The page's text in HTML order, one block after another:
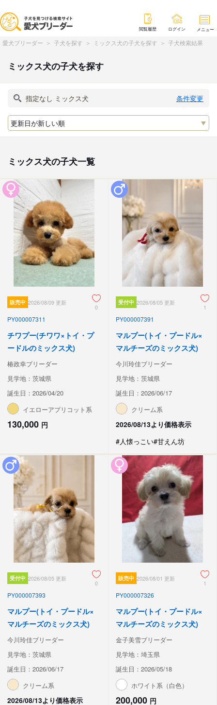
閲覧履歴 ログイン メニュー
愛犬ブリーダー 子犬を探す ミックス犬の子犬を探す 子犬検索結果
ミックス犬の子犬を探す
条件変更
ミックス犬の子犬一覧
販売中 2026/08/09 更新
0
PY000007311
チワプー(チワワ×トイ・プ
ードルのミックス犬)
椿政幸ブリーダー
見学地：茨城県
誕生日：2026/04/20
イエローアプリコット系
130,000 円
受付中 2026/08/05 更新
1
PY000007391
マルプー(トイ・プードル×
マルチーズのミックス犬)
今川玲佳ブリーダー
見学地：茨城県
誕生日：2026/06/17
クリーム系
2026/08/13より価格表示
#人懐っこい#甘えん坊
受付中 2026/08/05 更新
0
PY000007393
マルプー(トイ・プードル×
マルチーズのミックス犬)
今川玲佳ブリーダー
見学地：茨城県
誕生日：2026/06/17
クリーム系
2026/08/13より価格表示
販売中 2026/08/01 更新
1
PY000007326
マルプー(トイ・プードル×
マルチーズのミックス犬)
金子美雪ブリーダー
見学地：埼玉県
誕生日：2026/05/18
ホワイト系（白色）
200,000 円